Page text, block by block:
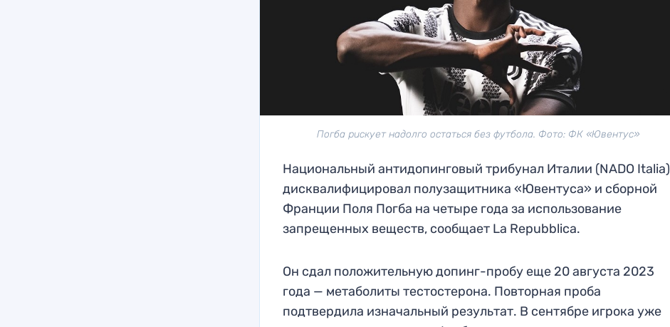
Погба рискует надолго остаться без футбола. Фото: ФК «Ювентус»
Национальный антидопинговый трибунал Италии (NADO Italia)
дисквалифицировал полузащитника «Ювентуса» и сборной
Франции Поля Погба на четыре года за использование
запрещенных веществ, сообщает La Repubblica.
Он сдал положительную допинг-пробу еще 20 августа 2023
года — метаболиты тестостерона. Повторная проба
подтвердила изначальный результат. В сентябре игрока уже